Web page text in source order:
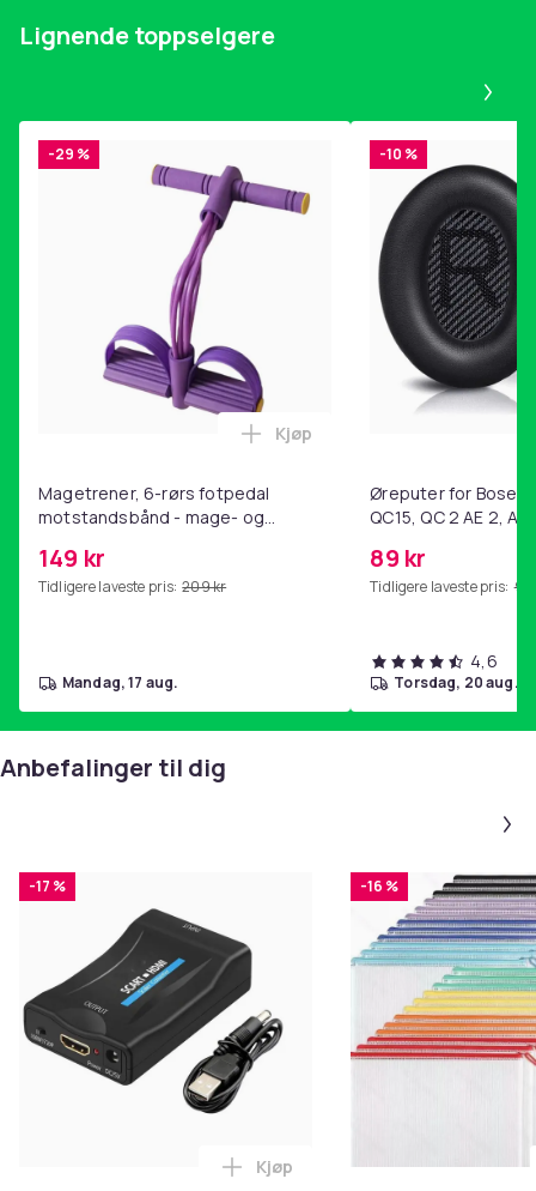
Produktsikkerhetsinformasjon
Lignende toppselgere
-29 %
Magetrener, 6-rørs fotpedal
motstandsbånd - mage- og
hjemmegymnastikk Purple
149 kr
Tidligere laveste pris: 209 kr
Legg Magetrener, 6-rørs
Kjøp
mandag, 17 aug.
-10 %
Øreputer for Bose
QC15, QC 2 AE 2, AE
89 kr
Tidligere laveste pris: 99
4,6
torsdag, 20 aug.
Anbefalinger til dig
-17 %
Legg SCART til HDMI-omformer
Kjøp
-16 %